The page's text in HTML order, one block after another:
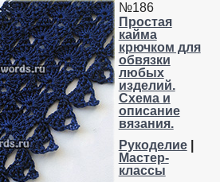
№186
Простая
кайма
крючком для
обвязки
любых
изделий.
Схема и
описание
вязания.
Рукоделие|
Мастер-
классы